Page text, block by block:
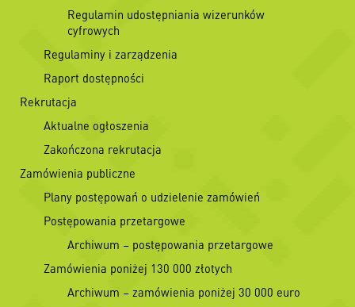
Regulamin udostępniania wizerunków
cyfrowych
Regulaminy i zarządzenia
Raport dostępności
Rekrutacja
Aktualne ogłoszenia
Zakończona rekrutacja
Zamówienia publiczne
Plany postępowań o udzielenie zamówień
Postępowania przetargowe
Archiwum – postępowania przetargowe
Zamówienia poniżej 130 000 złotych
Archiwum – zamówienia poniżej 30 000 euro